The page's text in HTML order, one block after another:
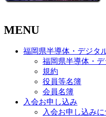
MENU
福岡県半導体・デジタ
福岡県半導体・
規約
役員等名簿
会員名簿
入会お申し込み
入会お申し込みに